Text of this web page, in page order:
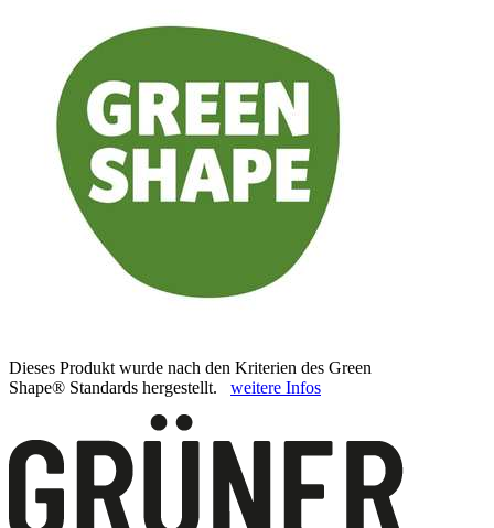
Dieses Produkt wurde nach den Kriterien des Green
Shape® Standards hergestellt. weitere Infos